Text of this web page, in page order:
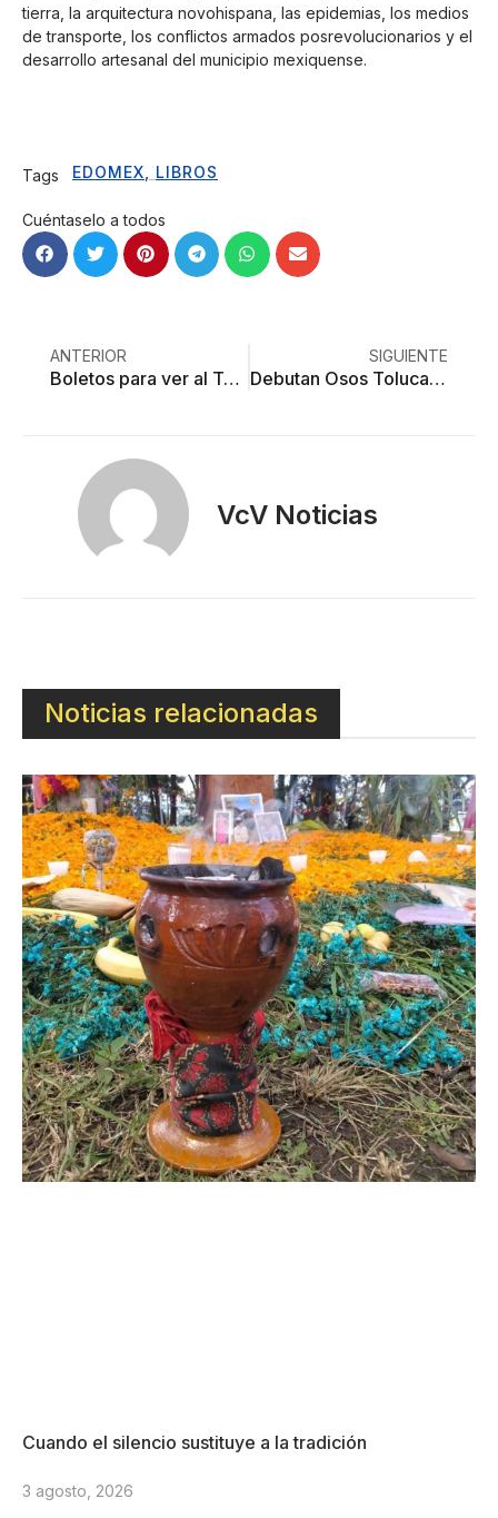
tierra, la arquitectura novohispana, las epidemias, los medios
de transporte, los conflictos armados posrevolucionarios y el
desarrollo artesanal del municipio mexiquense.
Tags EDOMEX LIBROS
Cuéntaselo a todos
ANTERIOR
Boletos para ver al Toluca se venden en mil pesos, pese a malos resultados
SIGUIENTE
Debutan Osos Toluca ante Fundidores de Monterrey
VcV Noticias
Noticias relacionadas
Cuando el silencio sustituye a la tradición
3 agosto, 2026